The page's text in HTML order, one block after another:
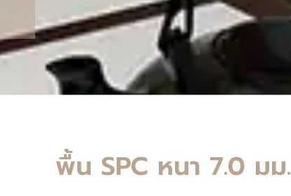
พื้น SPC หนา 7.0 มม.